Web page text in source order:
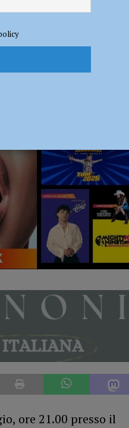
ore 21.00 presso il